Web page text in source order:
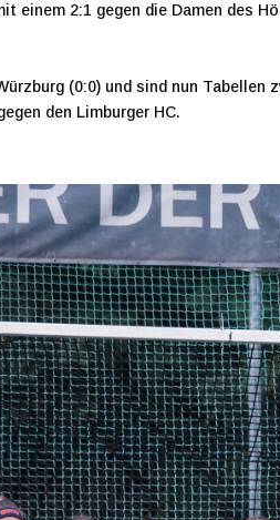
einem 2:1 gegen die Damen des
(0:0) und sind nun
den Limburger HC.